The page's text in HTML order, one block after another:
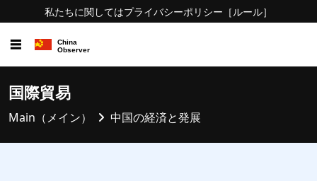
私たちに関してはプライバシーポリシー ［ルール］
☰
国際貿易
Main（メイン） 中国の経済と発展